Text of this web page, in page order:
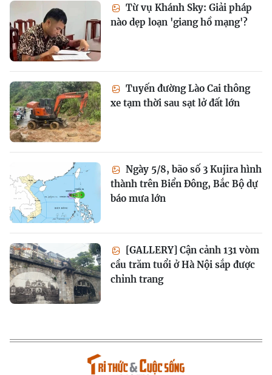
Từ vụ Khánh Sky: Giải pháp
nào dẹp loạn 'giang hồ mạng'?
Tuyến đường Lào Cai thông
xe tạm thời sau sạt lở đất lớn
Ngày 5/8, bão số 3 Kujira hình
thành trên Biển Đông, Bắc Bộ dự
báo mưa lớn
[GALLERY] Cận cảnh 131 vòm
cầu trăm tuổi ở Hà Nội sắp được
chỉnh trang